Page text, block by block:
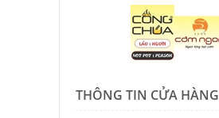
THÔNG TIN CỬA HÀNG